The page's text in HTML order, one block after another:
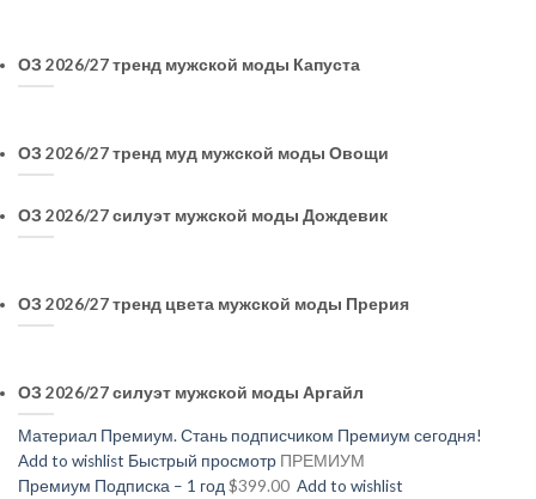
ОЗ 2026/27 тренд мужской моды Капуста
ОЗ 2026/27 тренд муд мужской моды Овощи
ОЗ 2026/27 силуэт мужской моды Дождевик
ОЗ 2026/27 тренд цвета мужской моды Прерия
ОЗ 2026/27 силуэт мужской моды Аргайл
Материал Премиум. Стань подписчиком Премиум сегодня!
Add to wishlist Быстрый просмотр ПРЕМИУМ
Премиум Подписка – 1 год $399.00 Add to wishlist